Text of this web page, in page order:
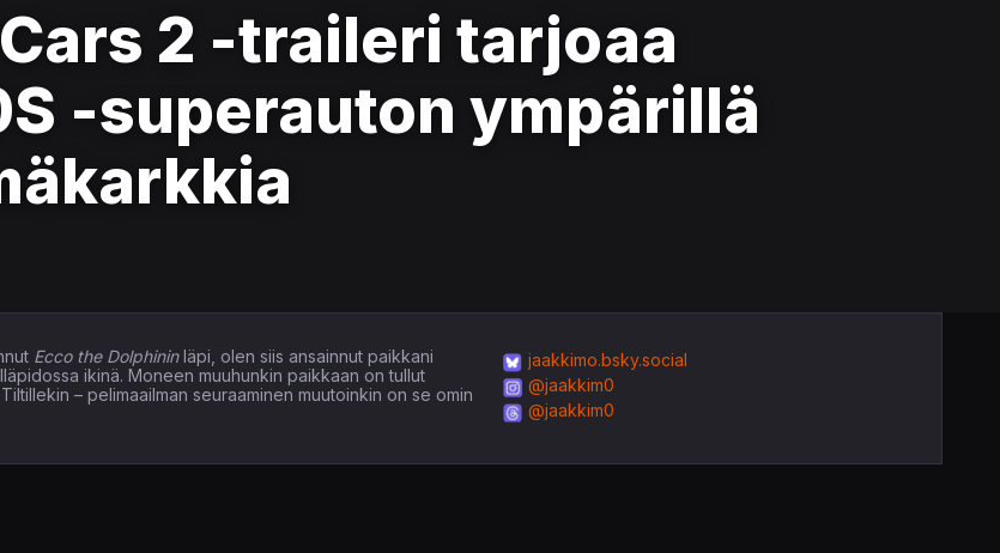
2 -traileri tarjoaa
-superauton ympärillä
Ecco the Dolphininläpi, olen siis ansainnut paikkani
ikinä. Moneen muuhunkin paikkaan on tullut
– pelimaailman seuraaminen muutoinkin on se omin
jaakkimo.bsky.social
@jaakkim0
@jaakkim0